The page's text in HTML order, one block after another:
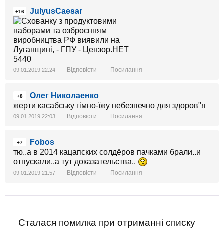
+16 JulyusCaesar
09.01.2019 22:24 Відповісти Посилання
+8
Олег Николаенко
жерти касабську гімно-їжу небезпечно для здоров"я
09.01.2019 22:03 Відповісти Посилання
+7
Fobos
тю..а в 2014 кацапских солдёров пачками брали..и
отпускали..а тут доказательства..
09.01.2019 21:57 Відповісти Посилання
Сталася помилка при отриманні списку